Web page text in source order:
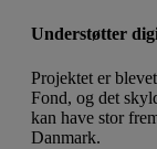
Understøtter
Projektet er
Fond, og det
kan have stor
Danmark.